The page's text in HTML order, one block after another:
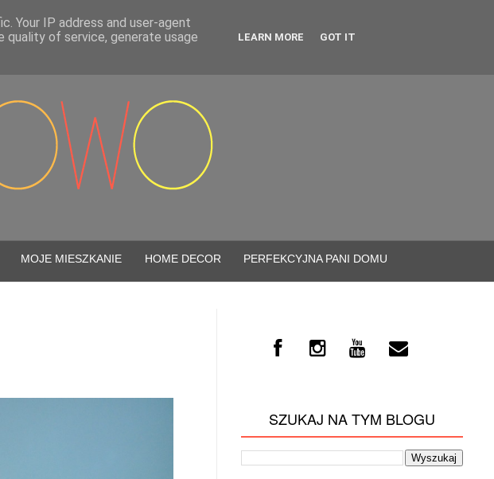
MOJE MIESZKANIE HOME DECOR PERFEKCYJNA PANI DOMU
SZUKAJ NA TYM BLOGU
Your IP address and user-agent
quality of service, generate usage
LEARN MORE GOT IT